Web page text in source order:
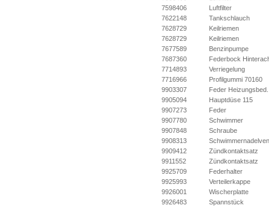
7598406
Luftfilter
7622148
Tankschlauch
7628729
Keilriemen
7628729
Keilriemen
7677589
Benzinpumpe
7687360
Federbock
7714893
Verriegelung
7716966
Profilgummi 70160
9903307
Feder Heizungsbed.
9905094
Hauptdüse 115
9907273
Feder
9907780
Schwimmer
9907848
Schraube
9908313
9909412
Zündkontaktsatz
9911552
Zündkontaktsatz
9925709
Federhalter
9925993
Verteilerkappe
9926001
Wischerplatte
9926483
Spannstück